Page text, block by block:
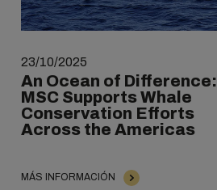
23/10/2025
An Ocean of Difference:
MSC Supports Whale
Conservation Efforts
Across the Americas
MÁS INFORMACIÓN